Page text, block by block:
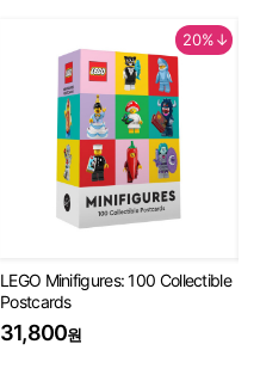
20%↓
LEGO Minifigures: 100 Collectible
Postcards
31,800원